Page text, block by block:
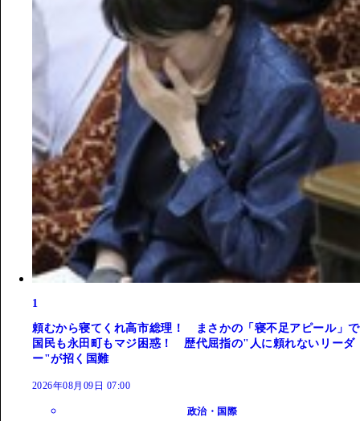
1
頼むから寝てくれ高市総理！ まさかの「寝不足アピール」で
国民も永田町もマジ困惑！ 歴代屈指の"人に頼れないリーダ
ー"が招く国難
2026年08月09日 07:00
政治・国際